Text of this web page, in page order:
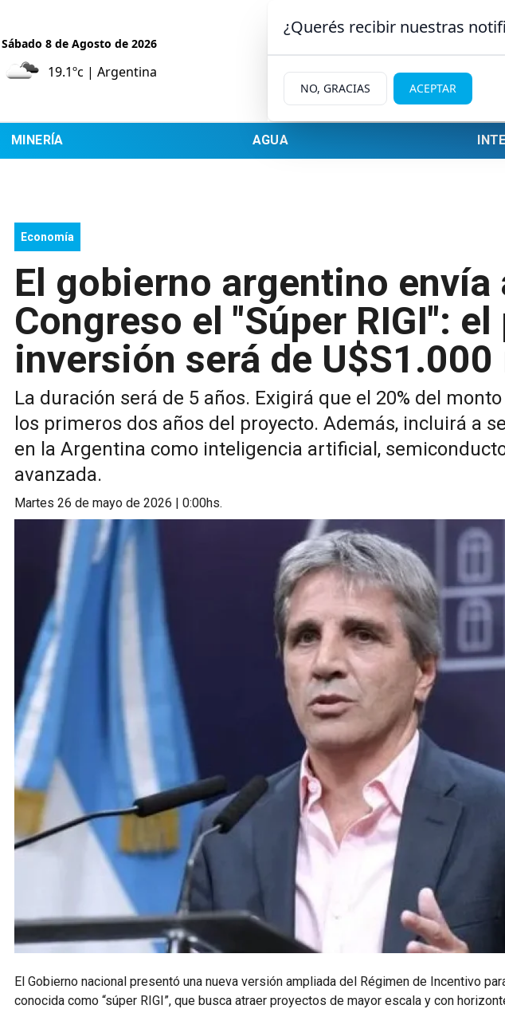
Sábado 8 de Agosto de 2026
19.1ºc | Argentina
MINERÍA AGUA
Economía
El gobierno argentino envía
Congreso el "Súper RIGI":
inversión será de
La duración será de 5 años. Exigirá que el 20% del
los primeros dos años del proyecto. Además, incluirá a
en la Argentina como inteligencia artificial,
avanzada.
martes 26 de mayo de 2026 | 0:00hs.
El Gobierno nacional presentó una nueva versión ampliada del Régimen de Incentivo
conocida como “súper RIGI”, que busca atraer proyectos de mayor escala y con
¿Querés recibir nuestras
NO, GRACIAS ACEPTAR